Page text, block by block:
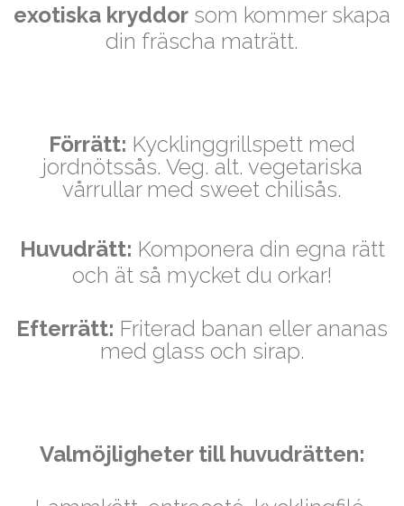
exotiska kryddor som kommer skapa
din fräscha maträtt.
Förrätt: Kycklinggrillspett med
jordnötssås. Veg. alt. vegetariska
vårrullar med sweet chilisås.
Huvudrätt: Komponera din egna rätt
och ät så mycket du orkar!
Efterrätt: Friterad banan eller ananas
med glass och sirap.
Valmöjligheter till huvudrätten: